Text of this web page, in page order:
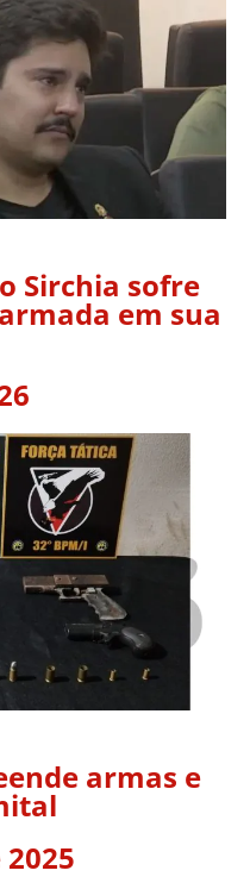
Sirchia sofre
em sua
armas e